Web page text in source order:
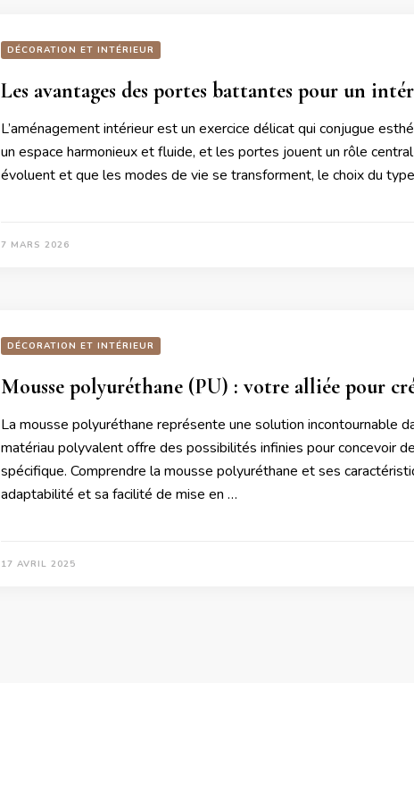
DÉCORATION ET INTÉRIEUR
Les avantages des portes battantes pour un
L’aménagement intérieur est un exercice délicat qui conjugue
un espace harmonieux et fluide, et les portes jouent un rôle
évoluent et que les modes de vie se transforment, le choix du
7 MARS 2026
DÉCORATION ET INTÉRIEUR
Mousse polyuréthane (PU) : votre alliée pour
La mousse polyuréthane représente une solution incontournable
matériau polyvalent offre des possibilités infinies pour concevoir
spécifique. Comprendre la mousse polyuréthane et ses
adaptabilité et sa facilité de mise en …
17 AVRIL 2025